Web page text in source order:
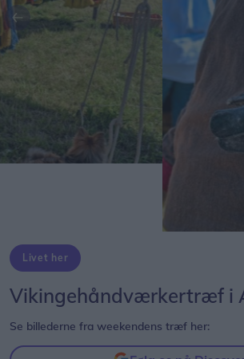
Forrige
Livet her
Vikingehåndværkertræf i
Se billederne fra weekendens træf her: